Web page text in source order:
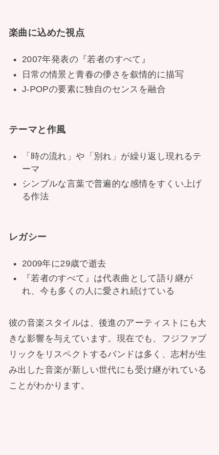
楽曲に込めた視点
2007年発表の『若者のすべて』
日常の情景と青春の儚さを叙情的に描写
J-POPの要素に独自のセンスを融合
テーマと作風
「時の流れ」や「別れ」が繰り返し現れるテ
ーマ
シンプルな言葉で普遍的な感情をすくい上げ
る作法
レガシー
2009年に29歳で逝去
『若者のすべて』は代表曲として語り継が
れ、今も多くの人に愛され続けている
彼の音楽スタイルは、後進のアーティストにも大
きな影響を与えています。現在でも、フジファブ
リックをリスペクトするバンドは多く、志村が生
み出した音楽が新しい世代にも受け継がれている
ことがわかります。